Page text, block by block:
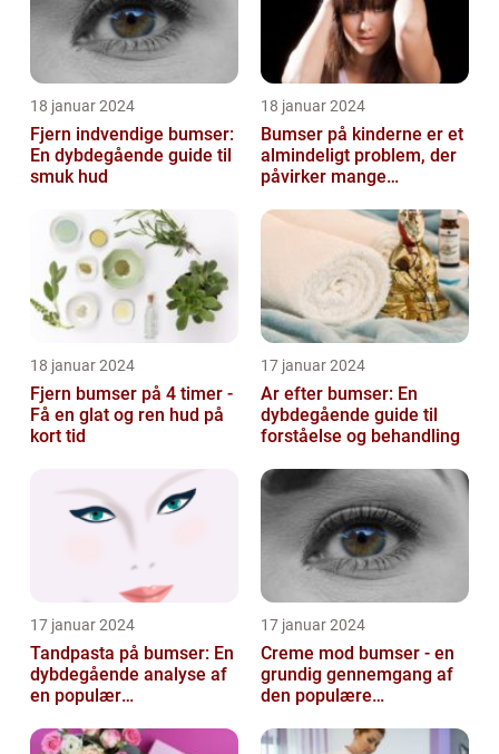
18 januar 2024
Fjern indvendige bumser:
En dybdegående guide til
smuk hud
18 januar 2024
Bumser på kinderne er et
almindeligt problem, der
påvirker mange
aldre og ba...
18 januar 2024
Fjern bumser på 4 timer -
Få en glat og ren hud på
kort tid
17 januar 2024
Ar efter bumser: En
dybdegående guide til
forståelse og behandling
17 januar 2024
Tandpasta på bumser: En
dybdegående analyse af
en populær
17 januar 2024
Creme mod bumser - en
grundig gennemgang af
den populære